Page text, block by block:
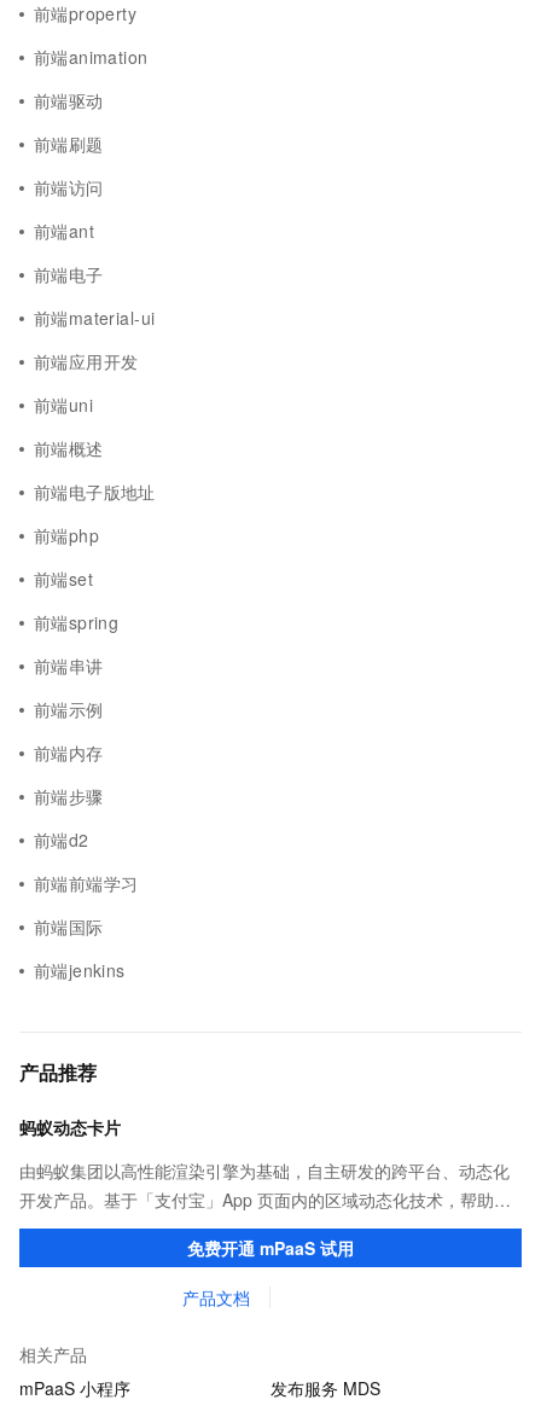
前端property
前端animation
前端驱动
前端刷题
前端访问
前端ant
前端电子
前端material-ui
前端应用开发
前端uni
前端概述
前端电子版地址
前端php
前端set
前端spring
前端串讲
前端示例
前端内存
前端步骤
前端d2
前端前端学习
前端国际
前端jenkins
产品推荐
蚂蚁动态卡片
由蚂蚁集团以高性能渲染引擎为基础，自主研发的跨平台、动态化
开发产品。基于「支付宝」App 页面内的区域动态化技术，帮助客
户提升研发效率的同时，追求轻量、流畅的 App 性能体验。
免费开通 mPaaS 试用
产品文档
相关产品
mPaaS 小程序
发布服务 MDS